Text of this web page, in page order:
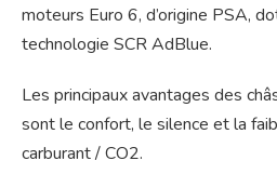
moteurs Euro 6, d’origine PSA,
technologie SCR AdBlue.
Les principaux avantages des
sont le confort, le silence et la
carburant / CO2.